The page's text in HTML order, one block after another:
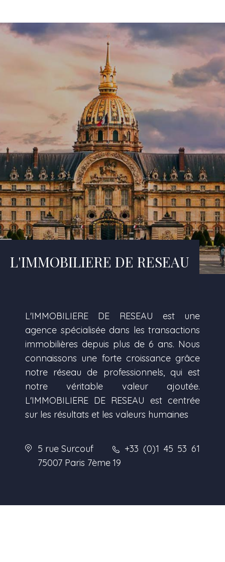
L'IMMOBILIERE DE RESEAU
L'IMMOBILIERE DE RESEAU est une
agence spécialisée dans les transactions
immobilières depuis plus de 6 ans. Nous
connaissons une forte croissance grâce
notre réseau de professionnels, qui est
notre véritable valeur ajoutée.
L'IMMOBILIERE DE RESEAU est centrée
sur les résultats et les valeurs humaines
5 rue Surcouf
75007 Paris 7ème
+33 (0)1 45 53 61
19